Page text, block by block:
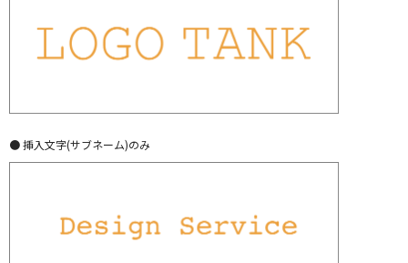
● 挿入文字(サブネーム)のみ